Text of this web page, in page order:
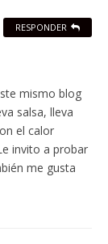
mismo blog
salsa, lleva
el calor
invito a probar
me gusta
RESPONDER